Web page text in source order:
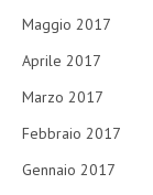
Maggio 2017
Aprile 2017
Marzo 2017
Febbraio 2017
Gennaio 2017